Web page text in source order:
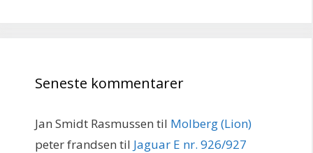
Seneste kommentarer
Jan Smidt Rasmussen til Molberg (Lion)
peter frandsen til Jaguar E nr. 926/927